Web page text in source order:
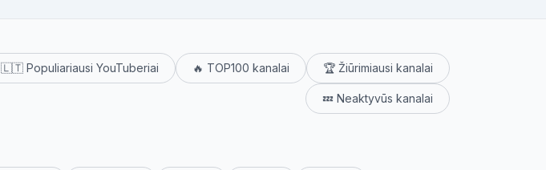
🇱🇹 Populiariausi YouTuberiai 🔥 TOP100 kanalai 🏆 Žiūrimiausi kanalai
💤 Neaktyvūs kanalai